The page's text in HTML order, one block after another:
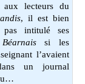
aux lecteurs du
, il est bien
pas intitulé ses
si les
l’avaient
un journal